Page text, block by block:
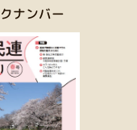
ナンバー